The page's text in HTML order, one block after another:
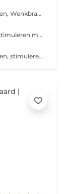
reinigen van de huid, onzuiverheden verwijderen, Wenkbrauwen waxen of epileren, stimuleren van de huid met peeling, herstellen en beschermen van de huid.
de huid reinigen, onzuiverheden verwijderen, stimuleren met peeling/scrub, Wenkbrauwen waxen of epileren, klassieke massage, masker, herstellen en beschermen van de huid.
reinigen van de huid, onzuiverheden verwijderen, stimuleren van de huid met peeling en scrub, Wenkbrauwen waxen/epileren en verven of bovenlip waxen, bindweefsel massage, masker, herstellen en beschermen van de huid.